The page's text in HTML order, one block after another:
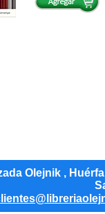
Olejnik ,